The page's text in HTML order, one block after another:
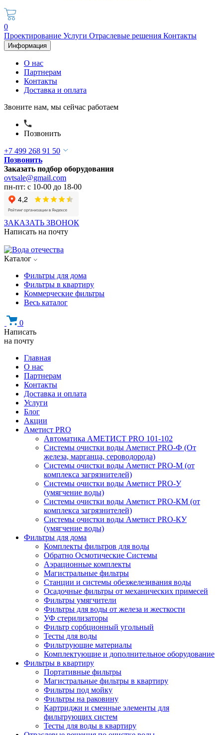
0
Проектирование Услуги Отраслевые решения Контакты
Информация
О нас
Партнерам
Контакты
Доставка и оплата
Звоните нам, мы сейчас работаем
Позвонить
+7 499 268 91 50
Позвонить
Заказать подбор оборудования
ovtsale@gmail.com
пн-пт: с 10-00 до 18-00
ЗАКАЗАТЬ ЗВОНОК
Написать на почту
Каталог
Фильтры для дома
Фильтры в квартиру
Коммерческие фильтры
Весь каталог
0
Написать
на почту
Главная
О нас
Партнерам
Контакты
Доставка и оплата
Услуги
Блог
Акции
Аметист PRO
Автоматика АМЕТИСТ PRO 101-102
Системы очистки воды Аметист PRO-Ф (От
железа, марганца, сероводорода)
Системы очистки воды Аметист PRO-M (от
комплекса загрязнителей)
Системы очистки воды Аметист PRO-У
(умягчение воды)
Системы очистки воды Аметист PRO-КM (от
комплекса загрязнителей)
Системы очистки воды Аметист PRO-КУ
(умягчение воды)
Фильтры для дома
Комплекты фильтров для воды
Обратно Осмотические Системы
Аэрационные комплекты
Магистральные фильтры
Станции и системы обезжелезивания воды
Осадочные фильтры от механических примесей
Фильтры умягчители
Фильтры для воды от железа и жесткости
УФ стерилизаторы
Фильтр сорбционный угольный
Тесты для воды
Фильтрующие материалы
Комплектующие и дополнительное оборудование
Фильтры в квартиру
Портативные фильтры
Магистральные фильтры в квартиру
Фильтры под мойку
Фильтры на раковину
Картриджи и сменные элементы для
фильтрующих систем
Тесты для воды в квартиру